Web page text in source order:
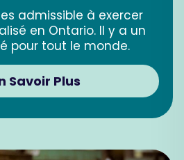
admissible à exercer
en Ontario. Il y a un
pour tout le monde.
Savoir Plus